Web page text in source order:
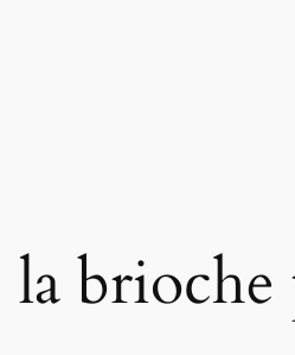
la brioche